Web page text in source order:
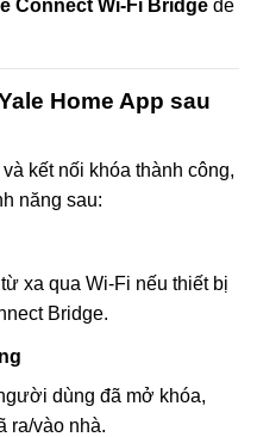
Connect Wi-Fi Bridge để
Home App sau
và kết nối khóa thành công,
năng sau:
xa qua Wi-Fi nếu thiết bị
Bridge.
dùng đã mở khóa,
ra/vào nhà.